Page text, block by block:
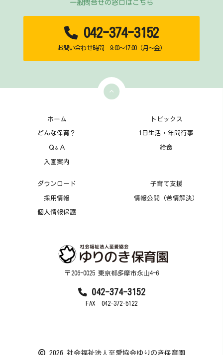
一般問合せの窓口はこちら
042-374-3152
お問い合わせ時間 9:00～17:00（月～金）
ホーム トピックス
どんな保育？ 1日生活・年間行事
Ｑ ＆ Ａ 給食
入園案内
ダウンロード 子育て支援
採用情報 情報公開（苦情解決）
個人情報保護
〒206-0025 東京都多摩市永⼭4-6
042-374-3152
FAX 042-372-5122
2026 社会福祉法⼈⾄愛協会ゆりのき保育園